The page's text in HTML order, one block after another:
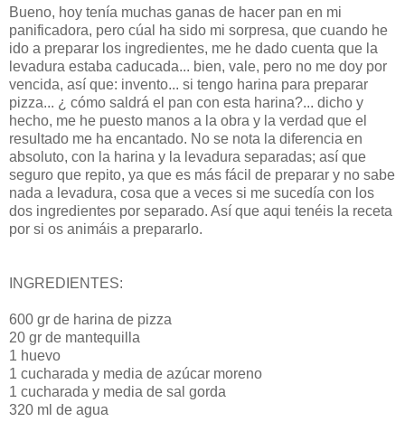
Bueno, hoy tenía muchas ganas de hacer pan en mi
panificadora, pero cúal ha sido mi sorpresa, que cuando he
ido a preparar los ingredientes, me he dado cuenta que la
levadura estaba caducada... bien, vale, pero no me doy por
vencida, así que: invento... si tengo harina para preparar
pizza... ¿ cómo saldrá el pan con esta harina?... dicho y
hecho, me he puesto manos a la obra y la verdad que el
resultado me ha encantado. No se nota la diferencia en
absoluto, con la harina y la levadura separadas; así que
seguro que repito, ya que es más fácil de preparar y no sabe
nada a levadura, cosa que a veces si me sucedía con los
dos ingredientes por separado. Así que aqui tenéis la receta
por si os animáis a prepararlo.
INGREDIENTES:
600 gr de harina de pizza
20 gr de mantequilla
1 huevo
1 cucharada y media de azúcar moreno
1 cucharada y media de sal gorda
320 ml de agua